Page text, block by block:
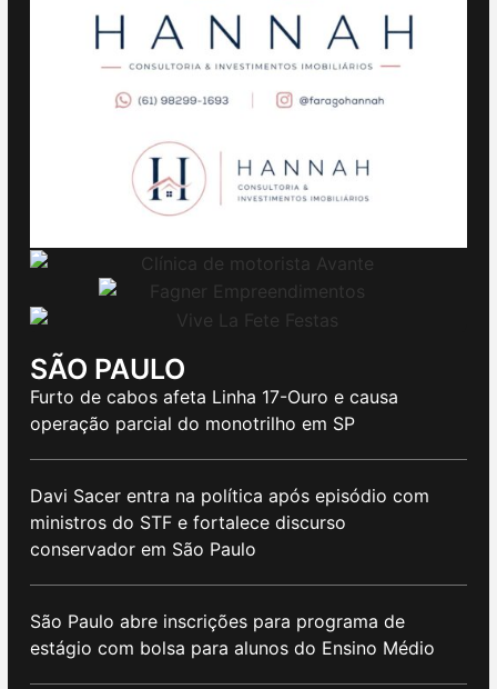
SÃO PAULO
Furto de cabos afeta Linha 17-Ouro e causa
operação parcial do monotrilho em SP
Davi Sacer entra na política após episódio com
ministros do STF e fortalece discurso
conservador em São Paulo
São Paulo abre inscrições para programa de
estágio com bolsa para alunos do Ensino Médio